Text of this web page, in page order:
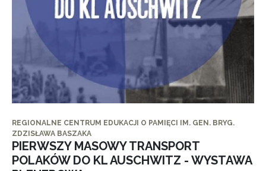
REGIONALNE CENTRUM EDUKACJI O PAMIĘCI IM. GEN. BRYG.
ZDZISŁAWA BASZAKA
PIERWSZY MASOWY TRANSPORT
POLAKÓW DO KL AUSCHWITZ - WYSTAWA